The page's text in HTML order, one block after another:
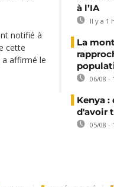
notifié à
cette
a affirmé le
à l’IA
Il y a 1
La
06/08 -
Kenya
d'avoir
05/08 -